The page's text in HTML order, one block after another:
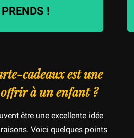
!
cadeaux est une
à un enfant ?
être une excellente idée
Voici quelques points